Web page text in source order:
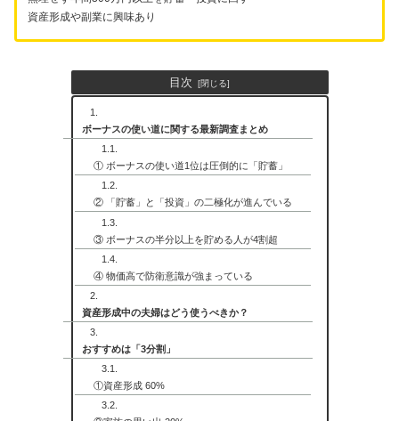
資産形成や副業に興味あり
目次
ボーナスの使い道に関する最新調査まとめ
① ボーナスの使い道1位は圧倒的に「貯蓄」
② 「貯蓄」と「投資」の二極化が進んでいる
③ ボーナスの半分以上を貯める人が4割超
④ 物価高で防衛意識が強まっている
資産形成中の夫婦はどう使うべきか？
おすすめは「3分割」
①資産形成 60%